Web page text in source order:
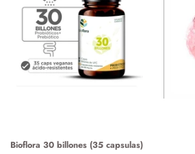
Bioflora 30 billones (35 capsulas)